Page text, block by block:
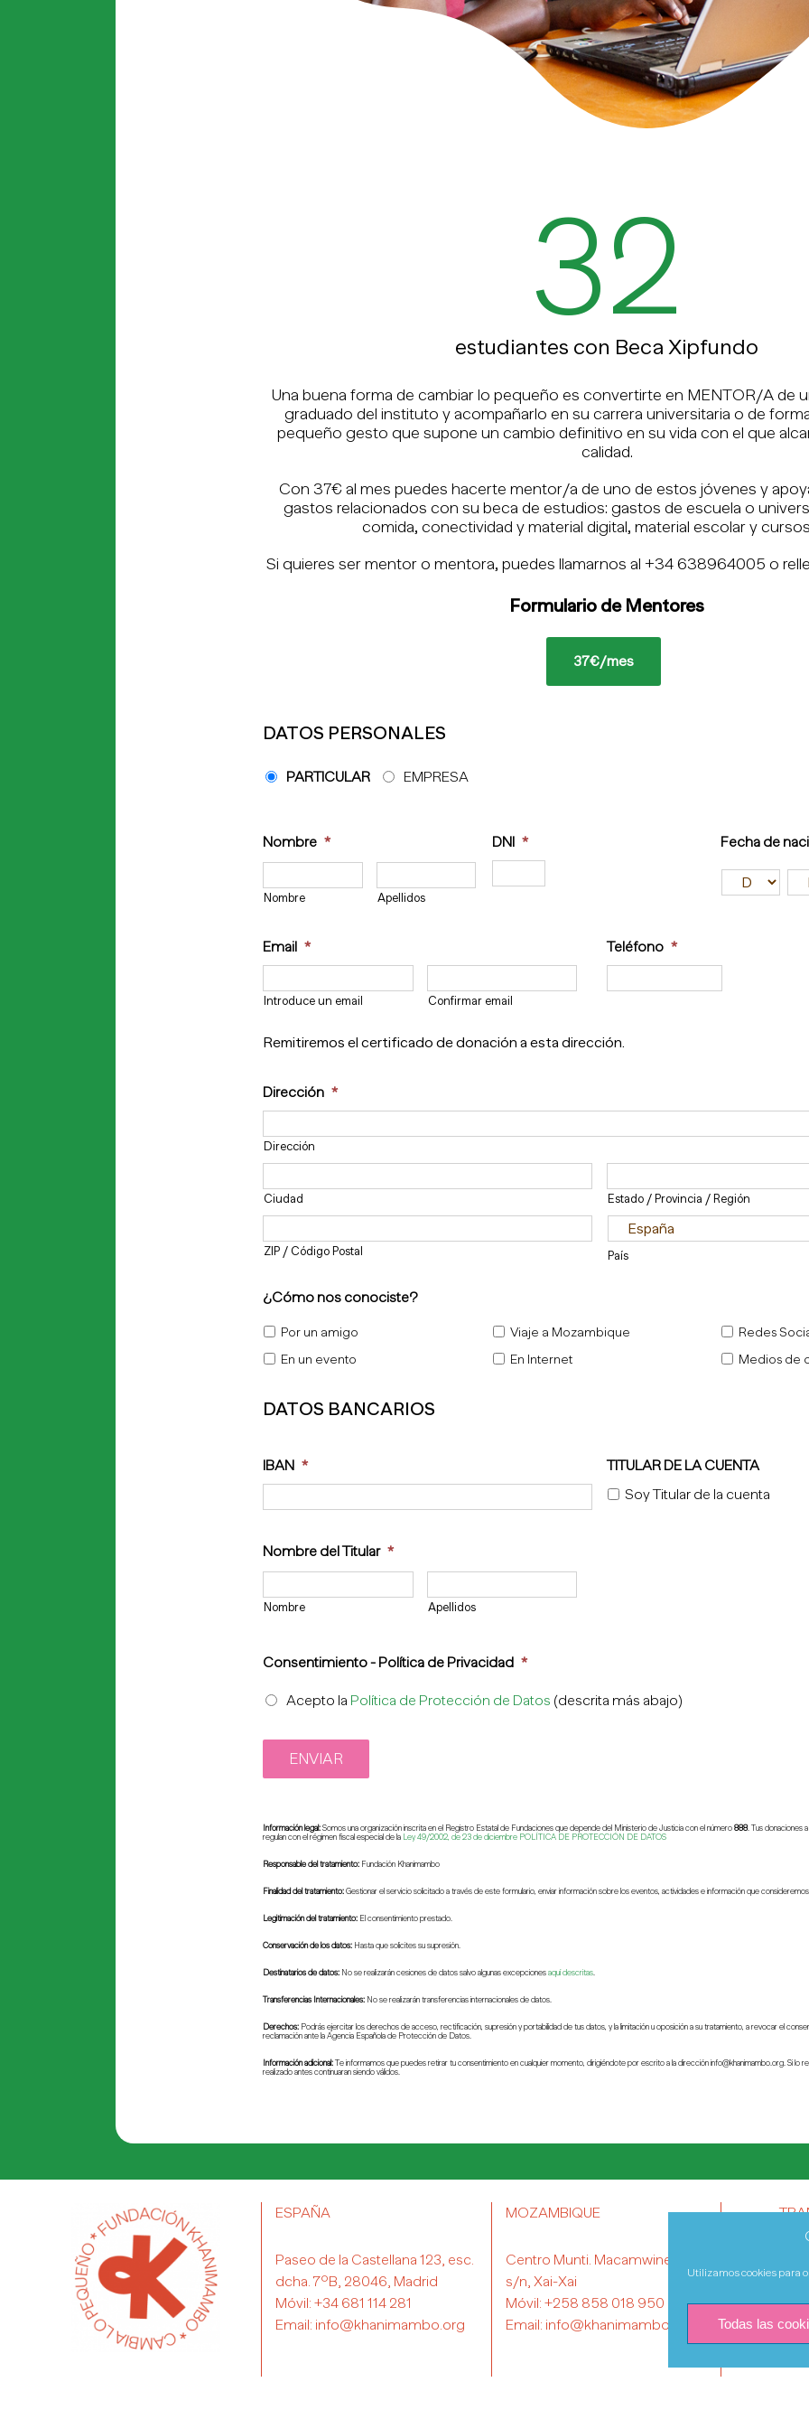
Utilizamos cookies para
Todas las
32
estudiantes con Beca Xipfundo
Una buena forma de cambiar lo pequeño es convertirte en MENTOR/A de
graduado del instituto y acompañarlo en su carrera universitaria o de
pequeño gesto que supone un cambio definitivo en su vida con el que
calidad.
Con 37€ al mes puedes hacerte mentor/a de uno de estos jóvenes y
gastos relacionados con su beca de estudios: gastos de escuela o
comida, conectividad y material digital, material escolar y
Si quieres ser mentor o mentora, puedes llamarnos al +34 638964005 o
Formulario de Mentores
37€/mes
DATOS PERSONALES
Particular
PARTICULAR EMPRESA
Nombre *
Nombre Apellidos
DNI * Fecha de
Día
Email *
Introduce un email Confirmar email
Remitiremos el certificado de donación a esta dirección.
Teléfono *
Dirección *
Dirección
Ciudad Estado / Provincia / Región
ZIP / Código Postal País
¿Cómo nos conociste?
Por un amigo Viaje a Mozambique
Redes
En un evento
En Internet Medios de
DATOS BANCARIOS
IBAN *
TITULAR DE LA CUENTA
Soy Titular de la cuenta
Nombre del Titular *
Nombre Apellidos
Consentimiento - Política de Privacidad *
Acepto la Política de Protección de Datos (descrita más abajo)
Información legal: Somos una organización inscrita en el Registro Estatal de Fundaciones que depende del Ministerio de Justicia con el número888. Tus donaciones
regulan con el régimen fiscal especial de la Ley 49/2002, de 23 de diciembre POLÍTICA DE PROTECCIÓN DE DATOS
Responsable del tratamiento: Fundación Khanimambo
Finalidad del tratamiento: Gestionar el servicio solicitado a través de este formulario, enviar información sobre los eventos, actividades e información que
Legitimación del tratamiento: El consentimiento prestado.
Conservación de los datos: Hasta que solicites su supresión.
Destinatarios de datos: No se realizarán cesiones de datos salvo algunas excepcionesaquí descritas.
Transferencias Internacionales: No se realizarán transferencias internacionales de datos.
Derechos: Podrás ejercitar los derechos de acceso, rectificación, supresión y portabilidad de tus datos, y la limitación u oposición a su tratamiento, a revocar el
reclamación ante la Agencia Española de Protección de Datos.
Información adicional: Te informamos que puedes retirar tu consentimiento en cualquier momento, dirigiéndote por escrito a la dirección info@khanimambo.org. Si lo
realizado antes continuaran siendo válidos.
ESPAÑA
Paseo de la Castellana 123, esc.
dcha. 7ºB, 28046, Madrid
Móvil: +34 681 114 281
Email: info@khanimambo.org
MOZAMBIQUE
Centro Munti. Macamwine-Sul
s/n, Xai-Xai
Móvil: +258 858 018 950
Email: info@khanimambo.org